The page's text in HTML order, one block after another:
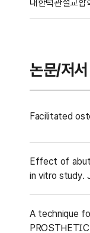
대한턱관절교합
논문/저서
Facilitated
Effect of
in vitro study.
A technique